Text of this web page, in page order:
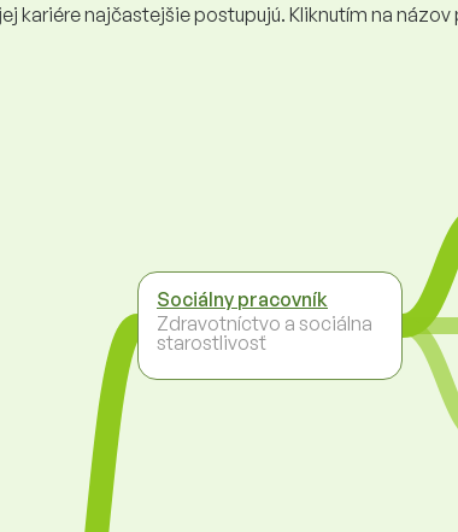
kariére najčastejšie postupujú. Kliknutím na
Sociálny pracovník
Zdravotníctvo a sociálna
starostlivosť